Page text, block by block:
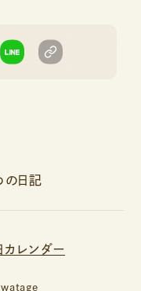
の日記
レンダー
watage